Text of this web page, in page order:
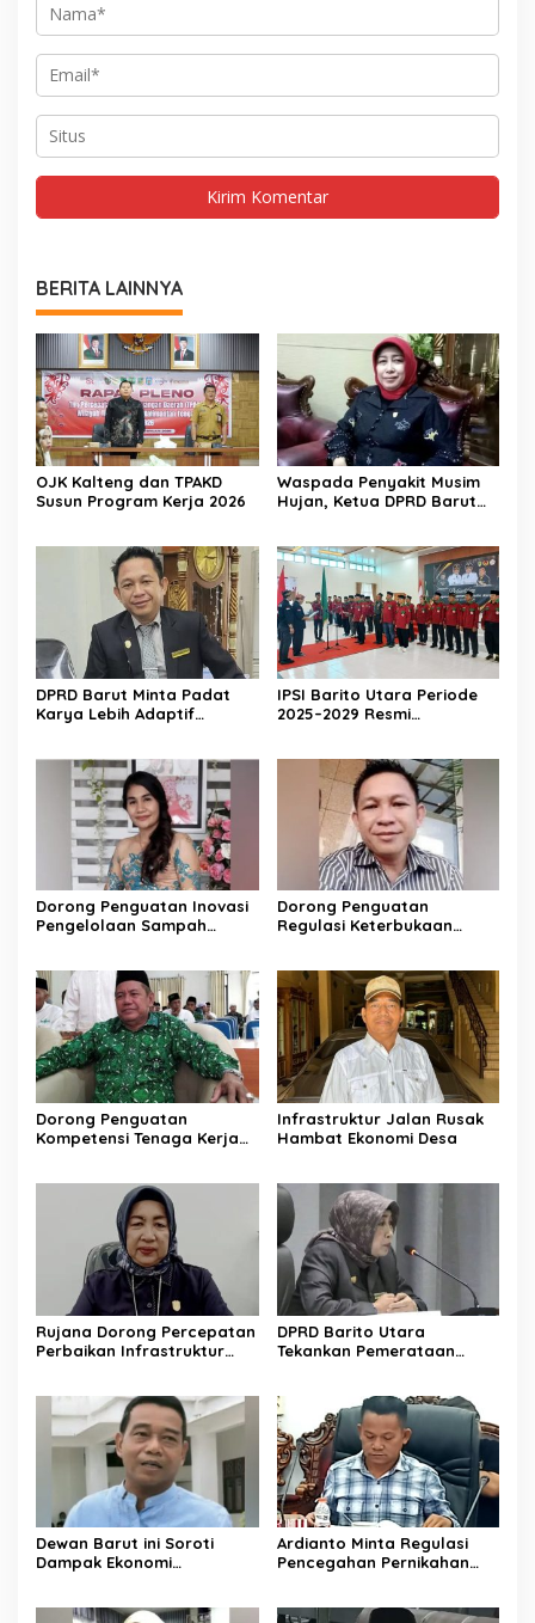
BERITA LAINNYA
OJK Kalteng dan TPAKD
Susun Program Kerja 2026
Waspada Penyakit Musim
Hujan, Ketua DPRD Barut
DPRD Barut Minta Padat
Karya Lebih Adaptif
IPSI Barito Utara Periode
2025–2029 Resmi
Dorong Penguatan Inovasi
Pengelolaan Sampah
Dorong Penguatan
Regulasi Keterbukaan
Dorong Penguatan
Kompetensi Tenaga Kerja
Infrastruktur Jalan Rusak
Hambat Ekonomi Desa
Rujana Dorong Percepatan
Perbaikan Infrastruktur
DPRD Barito Utara
Tekankan Pemerataan
Dewan Barut ini Soroti
Dampak Ekonomi
Ardianto Minta Regulasi
Pencegahan Pernikahan